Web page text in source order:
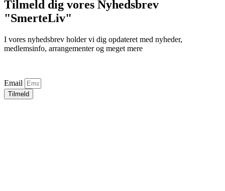
Tilmeld dig vores Nyhedsbrev
"SmerteLiv"
I vores nyhedsbrev holder vi dig opdateret med nyheder,
medlemsinfo, arrangementer og meget mere
Email
Tilmeld